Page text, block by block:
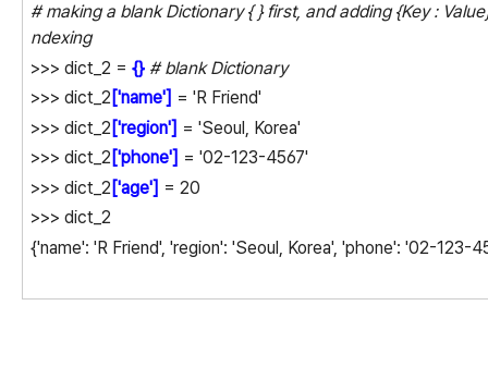
# making a blank Dictionary { } first, and adding {Key :
ndexing
>>> dict_2 = {} # blank Dictionary
>>> dict_2 ['name'] = 'R Friend'
>>> dict_2 ['region'] = 'Seoul, Korea'
>>> dict_2 ['phone'] = '02-123-4567'
>>> dict_2 ['age'] = 20
>>> dict_2
{'name': 'R Friend', 'region': 'Seoul, Korea', 'phone': '02-123-